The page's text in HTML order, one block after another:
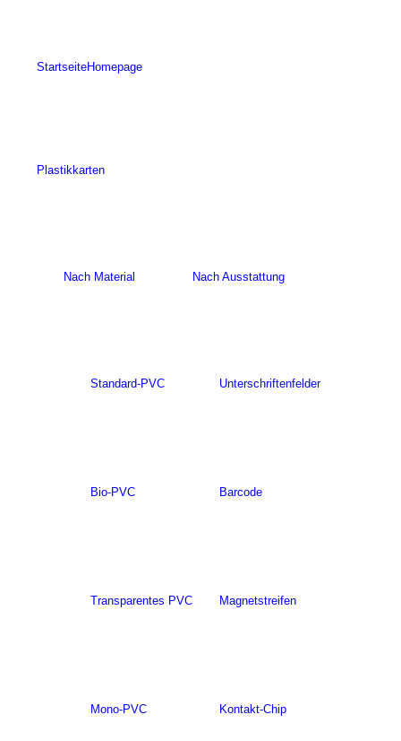
StartseiteHomepage
Plastikkarten
Nach Material
Standard-PVC
Bio-PVC
Transparentes PVC
Mono-PVC
Nach Ausstattung
Unterschriftenfelder
Barcode
Magnetstreifen
Kontakt-Chip